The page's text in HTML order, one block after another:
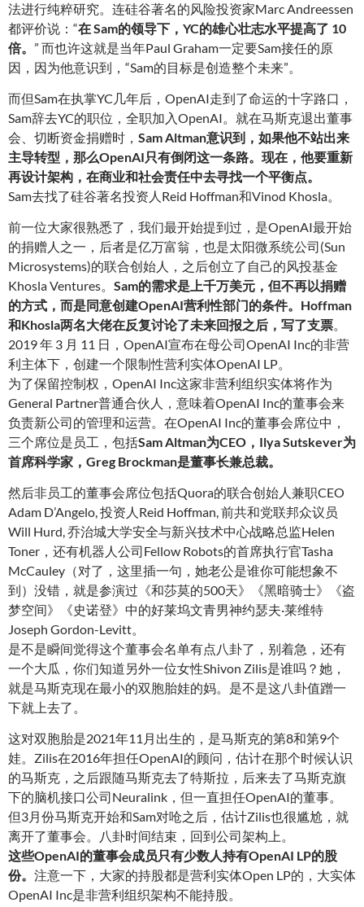
法进行纯粹研究。连硅谷著名的风险投资家Marc Andreessen
都评价说：“在 Sam的领导下，YC的雄心壮志水平提高了 10
倍。 ” 而也许这就是当年Paul Graham一定要Sam接任的原
因，因为他意识到，“Sam的目标是创造整个未来”。
而但Sam在执掌YC几年后，OpenAI走到了命运的十字路口，
Sam辞去YC的职位，全职加入OpenAI。就在马斯克退出董事
会、切断资金捐赠时， Sam Altman意识到，如果他不站出来
主导转型，那么OpenAI只有倒闭这一条路。现在，他要重新
再设计架构，在商业和社会责任中去寻找一个平衡点。
Sam去找了硅谷著名投资人Reid Hoffman和Vinod Khosla。
前一位大家很熟悉了，我们最开始提到过，是OpenAI最开始
的捐赠人之一，后者是亿万富翁，也是太阳微系统公司(Sun
Microsystems)的联合创始人，之后创立了自己的风投基金
Khosla Ventures。 Sam的需求是上千万美元，但不再以捐赠
的方式，而是同意创建OpenAI营利性部门的条件。Hoffman
和Khosla两名大佬在反复讨论了未来回报之后，写了支票。
2019 年 3 月 11 日，OpenAI宣布在母公司OpenAI Inc的非营
利主体下，创建一个限制性营利实体OpenAI LP。
为了保留控制权，OpenAI Inc这家非营利组织实体将作为
General Partner普通合伙人，意味着OpenAI Inc的董事会来
负责新公司的管理和运营。在OpenAI Inc的董事会席位中，
三个席位是员工，包括Sam Altman为CEO，Ilya Sutskever为
首席科学家，Greg Brockman是董事长兼总裁。
然后非员工的董事会席位包括Quora的联合创始人兼职CEO
Adam D’Angelo, 投资人Reid Hoffman, 前共和党联邦众议员
Will Hurd, 乔治城大学安全与新兴技术中心战略总监Helen
Toner，还有机器人公司Fellow Robots的首席执行官Tasha
McCauley（对了，这里插一句，她老公是谁你可能想象不
到）没错，就是参演过《和莎莫的500天》《黑暗骑士》《盗
梦空间》《史诺登》中的好莱坞文青男神约瑟夫·莱维特
Joseph Gordon-Levitt。
是不是瞬间觉得这个董事会名单有点八卦了，别着急，还有
一个大瓜，你们知道另外一位女性Shivon Zilis是谁吗？她，
就是马斯克现在最小的双胞胎娃的妈。是不是这八卦值蹭一
下就上去了。
这对双胞胎是2021年11月出生的，是马斯克的第8和第9个
娃。Zilis在2016年担任OpenAI的顾问，估计在那个时候认识
的马斯克，之后跟随马斯克去了特斯拉，后来去了马斯克旗
下的脑机接口公司Neuralink，但一直担任OpenAI的董事。
但3月份马斯克开始和Sam对呛之后，估计Zilis也很尴尬，就
离开了董事会。八卦时间结束，回到公司架构上。
这些OpenAI的董事会成员只有少数人持有OpenAI LP的股
份。 注意一下，大家的持股都是营利实体Open LP的，大实体
OpenAI Inc是非营利组织架构不能持股。